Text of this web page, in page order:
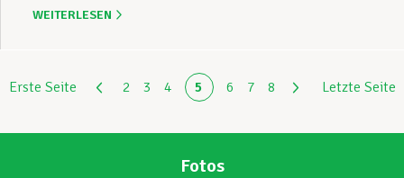
WEITERLESEN
Erste Seite 2 3 4 5 6 7 8 Letzte Seite
Fotos